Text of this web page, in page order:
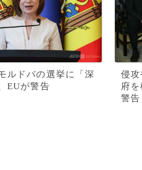
ルドバの選挙に「深
EUが警告
侵
府
警告